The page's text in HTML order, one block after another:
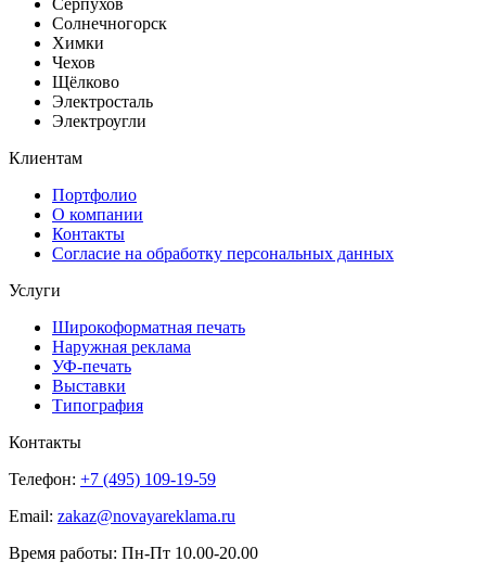
Серпухов
Солнечногорск
Химки
Чехов
Щёлково
Электросталь
Электроугли
Клиентам
Портфолио
О компании
Контакты
Согласие на обработку персональных данных
Услуги
Широкоформатная печать
Наружная реклама
УФ-печать
Выставки
Типография
Контакты
Телефон: +7 (495) 109-19-59
Email: zakaz@novayareklama.ru
Время работы: Пн-Пт 10.00-20.00